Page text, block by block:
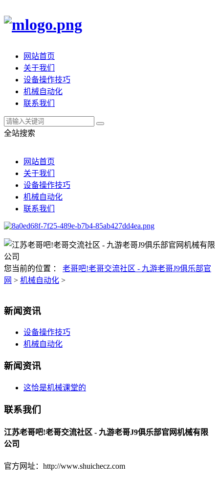
网站首页
关于我们
设备操作技巧
机械自动化
联系我们
全站搜索
网站首页
关于我们
设备操作技巧
机械自动化
联系我们
您当前的位置 ： 老哥吧!老哥交流社区 - 九游老哥J9俱乐部官
网 > 机械自动化 >
新闻资讯
设备操作技巧
机械自动化
新闻资讯
这恰是机械课堂的
联系我们
江苏老哥吧!老哥交流社区 - 九游老哥J9俱乐部官网机械有限
公司
官方网址：http://www.shuichecz.com